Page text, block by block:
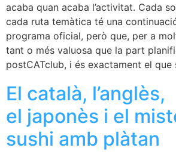
acaba quan acaba l’activitat. Cada
cada ruta temàtica té una
programa oficial, però que, per a
tant o més valuosa que la part
postCATclub, i és exactament el
El català, l’anglès,
el japonès i el
sushi amb plàtan